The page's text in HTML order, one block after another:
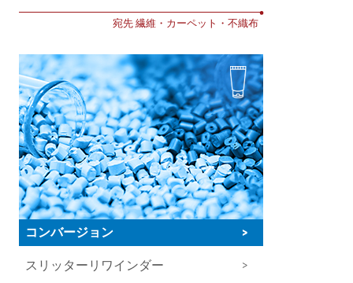
•
宛先 繊維・カーペット・不織布
コンバージョン >
スリッターリワインダー
>